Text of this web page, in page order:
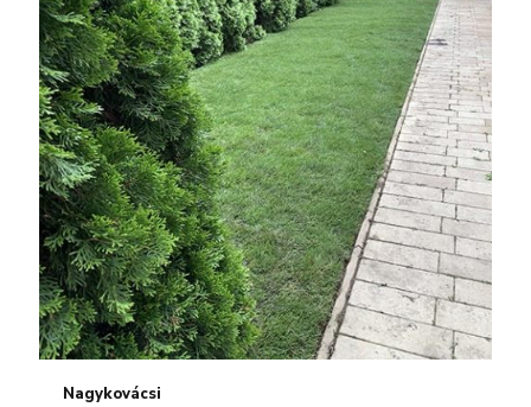
Nagykovácsi